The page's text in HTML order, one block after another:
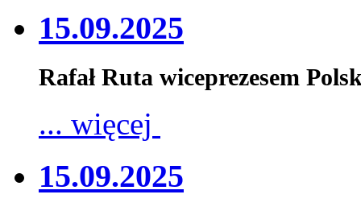
15.09.2025
Rafał Ruta wiceprezesem
... więcej
15.09.2025